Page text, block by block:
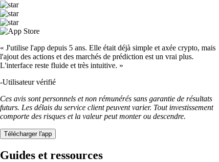
« J'utilise l'app depuis 5 ans. Elle était déjà simple et axée crypto, mais
l'ajout des actions et des marchés de prédiction est un vrai plus.
L'interface reste fluide et très intuitive. »
-Utilisateur vérifié
Ces avis sont personnels et non rémunérés sans garantie de résultats
futurs. Les délais du service client peuvent varier. Tout investissement
comporte des risques et la valeur peut monter ou descendre.
Télécharger l'app
Guides et ressources